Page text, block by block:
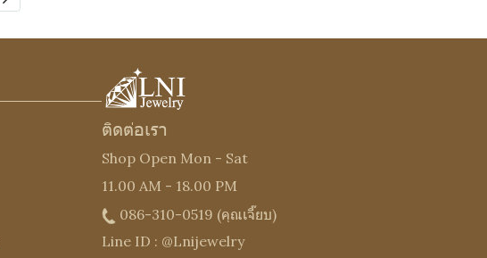
ติดต่อเรา
Shop Open Mon - Sat
11.00 AM - 18.00 PM
086-310-0519 (คุณเจี๊ยบ)
Line ID : @Lnijewelry